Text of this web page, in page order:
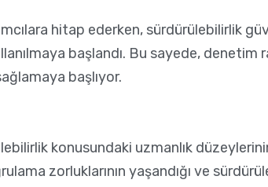
hitap ederken, sürdürülebilirlik
başlandı. Bu sayede, denetim
başlıyor.
konusundaki uzmanlık
zorluklarının yaşandığı ve